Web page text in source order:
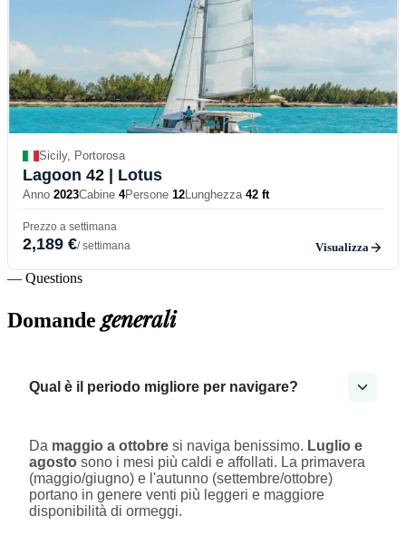
Sicily, Portorosa
Lagoon 42 | Lotus
Anno 2023Cabine 4Persone 12Lunghezza 42 ft
Prezzo a settimana
2,189 €/ settimana Visualizza
— Questions
Domandegenerali
Qual è il periodo migliore per navigare?
Da maggio a ottobre si naviga benissimo. Luglio e
agosto sono i mesi più caldi e affollati. La primavera
(maggio/giugno) e l'autunno (settembre/ottobre)
portano in genere venti più leggeri e maggiore
disponibilità di ormeggi.